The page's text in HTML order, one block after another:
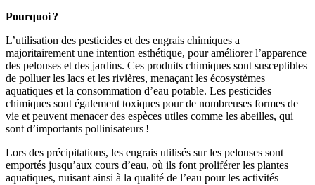
Pourquoi ?
L’utilisation des pesticides et des engrais chimiques a
majoritairement une intention esthétique, pour améliorer l’apparence
des pelouses et des jardins. Ces produits chimiques sont susceptibles
de polluer les lacs et les rivières, menaçant les écosystèmes
aquatiques et la consommation d’eau potable. Les pesticides
chimiques sont également toxiques pour de nombreuses formes de
vie et peuvent menacer des espèces utiles comme les abeilles, qui
sont d’importants pollinisateurs !
Lors des précipitations, les engrais utilisés sur les pelouses sont
emportés jusqu’aux cours d’eau, où ils font proliférer les plantes
aquatiques, nuisant ainsi à la qualité de l’eau pour les activités